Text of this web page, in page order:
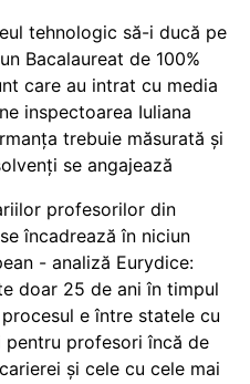
tehnologic să-i ducă pe
Bacalaureat de 100%
care au intrat cu media
inspectoarea Iuliana
trebuie măsurată și
se angajează
profesorilor din
încadrează în niciun
- analiză Eurydice:
doar 25 de ani în timpul
e între statele cu
pentru profesori încă de
și cele cu cele mai